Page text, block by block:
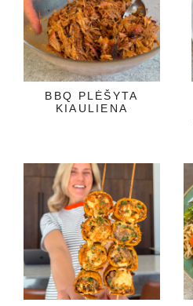
BBQ PLĖŠYTA
KIAULIENA